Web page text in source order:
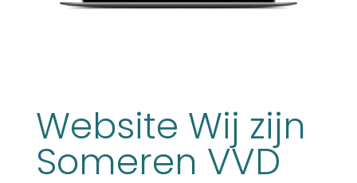
Website Wij zijn
Someren VVD